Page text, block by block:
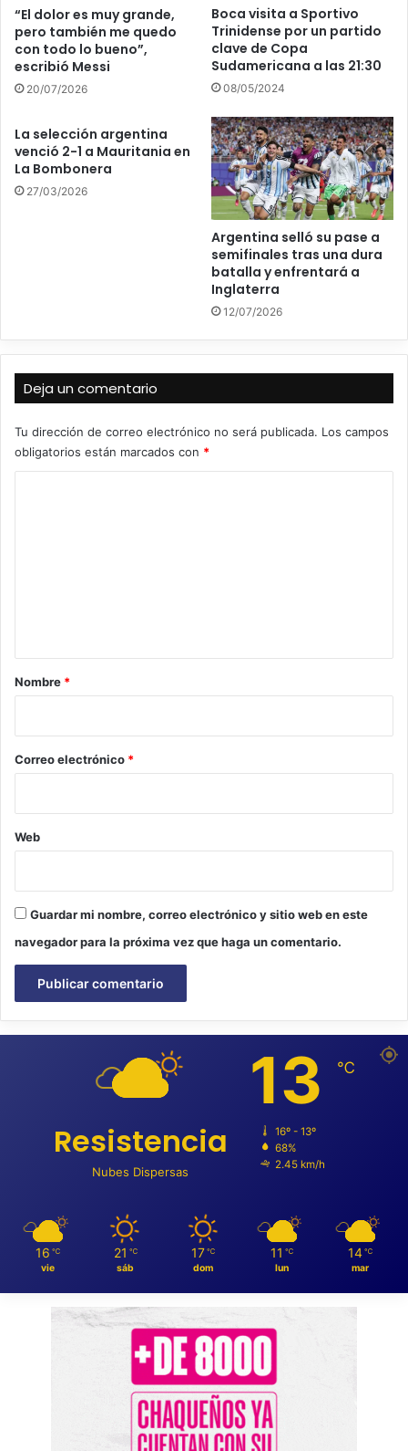
“El dolor es muy grande,
pero también me quedo
con todo lo bueno”,
escribió Messi
20/07/2026
Boca visita a Sportivo
Trinidense por un partido
clave de Copa
Sudamericana a las 21:30
08/05/2024
La selección argentina
venció 2-1 a Mauritania en
La Bombonera
27/03/2026
Argentina selló su pase a
semifinales tras una dura
batalla y enfrentará a
Inglaterra
12/07/2026
Deja un comentario
Tu dirección de correo electrónico no será publicada. Los campos
obligatorios están marcados con *
r
*
Nombre *
Correo electrónico *
Web
Guardar mi nombre, correo electrónico y sitio web en este
navegador para la próxima vez que haga un comentario.
Resistencia
Nubes Dispersas
13 ℃
16º - 13º
68%
2.45 km/h
16 ℃
vie
21 ℃
sáb
17 ℃
dom
11 ℃
lun
14 ℃
mar